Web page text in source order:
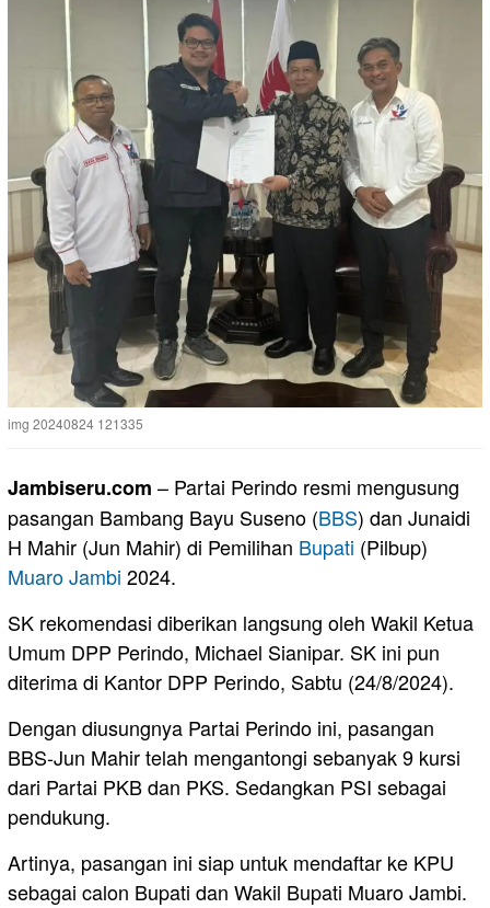
img 20240824 121335
Jambiseru.com – Partai Perindo resmi mengusung
pasangan Bambang Bayu Suseno (BBS) dan Junaidi
H Mahir (Jun Mahir) di Pemilihan Bupati (Pilbup)
Muaro Jambi 2024.
SK rekomendasi diberikan langsung oleh Wakil Ketua
Umum DPP Perindo, Michael Sianipar. SK ini pun
diterima di Kantor DPP Perindo, Sabtu (24/8/2024).
Dengan diusungnya Partai Perindo ini, pasangan
BBS-Jun Mahir telah mengantongi sebanyak 9 kursi
dari Partai PKB dan PKS. Sedangkan PSI sebagai
pendukung.
Artinya, pasangan ini siap untuk mendaftar ke KPU
sebagai calon Bupati dan Wakil Bupati Muaro Jambi.